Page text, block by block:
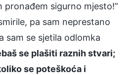
pronađem sigurno mjesto!”
pa sam neprestano
sam se sjetila odlomka
se plašiti raznih stvari;
se poteškoća i